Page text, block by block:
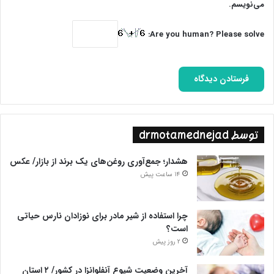
که دینداری حرفه‌ای و مهندسی ایمان را برنمی‌تافتند گله‌مند از
آزمون‌های الهی، سنگ به آینه می‌زنند.
پایان پیام/ت
می‌نویسم.
Are you human? Please solve:
توسط drmotamednejad
هشدار؛ جمع‌آوری روغن‌های یک برند از بازار/ عکس
14 ساعت پیش
چرا استفاده از شیر مادر برای نوزادان نارس حیاتی
است؟
2 روز پیش
آخرین وضعیت شیوع آنفلوانزا در کشور/ ۲ استان